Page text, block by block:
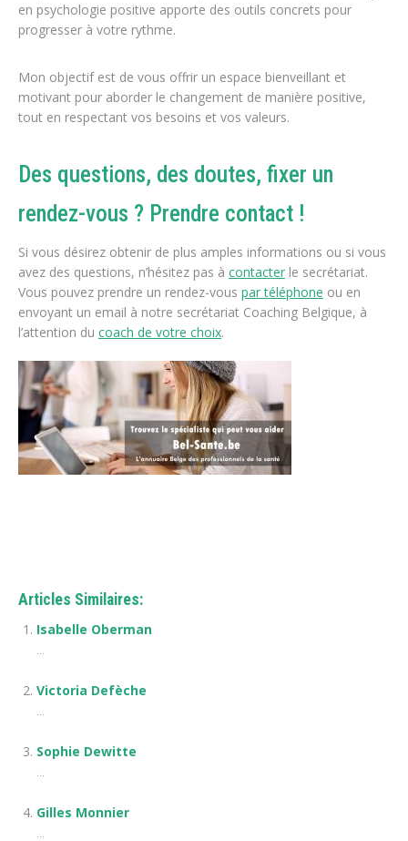
en psychologie positive apporte des outils concrets pour
progresser à votre rythme.
Mon objectif est de vous offrir un espace bienveillant et
motivant pour aborder le changement de manière positive,
tout en respectant vos besoins et vos valeurs.
Des questions, des doutes, fixer un
rendez-vous ? Prendre contact !
Si vous désirez obtenir de plus amples informations ou si vous
avez des questions, n’hésitez pas à contacter le secrétariat.
Vous pouvez prendre un rendez-vous par téléphone ou en
envoyant un email à notre secrétariat Coaching Belgique, à
l’attention du coach de votre choix.
Articles Similaires:
Isabelle Oberman
...
Victoria Defèche
...
Sophie Dewitte
...
Gilles Monnier
...